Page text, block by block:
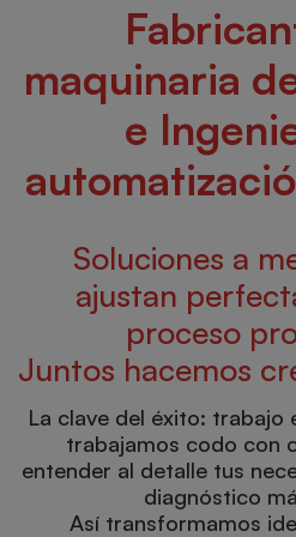
maquinaria
e
Soluciones a
ajustan
proceso
Juntos hacemos
La clave del éxito: trabajo
trabajamos codo con
entender al detalle tus
diagnóstico
Así transformamos